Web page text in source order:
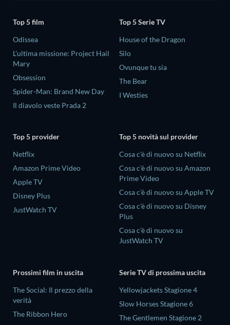
Top 5 film
Odissea
L'ultima missione: Project Hail
Mary
Obsession
Spider-Man: Brand New Day
Il diavolo veste Prada 2
Top 5 Serie TV
House of the Dragon
Silo
Ovunque tu sia
The Bear
I Westies
Top 5 provider
Netflix
Amazon Prime Video
Apple TV
Disney Plus
JustWatch TV
Top 5 novità sul provider
Cosa c'è di nuovo su Netflix
Cosa c'è di nuovo su Amazon
Prime Video
Cosa c'è di nuovo su Apple TV
Cosa c'è di nuovo su Disney
Plus
Cosa c'è di nuovo su
JustWatch TV
Prossimi film in uscita
The Social: Il prezzo della
verità
The Ribbon Hero
Serie TV di prossima uscita
Yellowjackets Stagione 4
Slow Horses Stagione 6
The Gentlemen Stagione 2